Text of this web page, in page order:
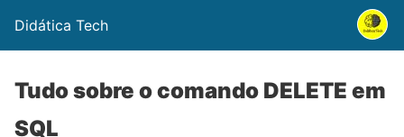
Didática Tech
Tudo sobre o comando DELETE em
SQL